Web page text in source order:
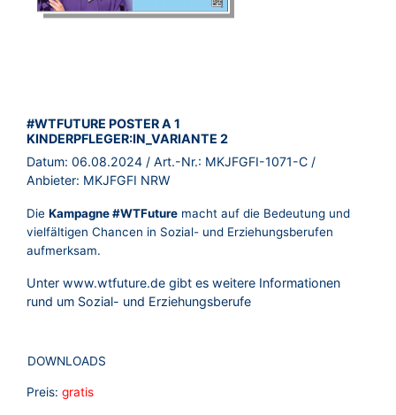
BROSCHÜRE:
#WTFUTURE POSTER A 1
KINDERPFLEGER:IN_VARIANTE 2
Datum: 06.08.2024 / Art.-Nr.: MKJFGFI-1071-C /
Anbieter: MKJFGFI NRW
Die Kampagne #WTFuture macht auf die Bedeutung und
vielfältigen Chancen in Sozial- und Erziehungsberufen
aufmerksam.
Unter www.wtfuture.de gibt es weitere Informationen
rund um Sozial- und Erziehungsberufe
DOWNLOADS
Preis: gratis